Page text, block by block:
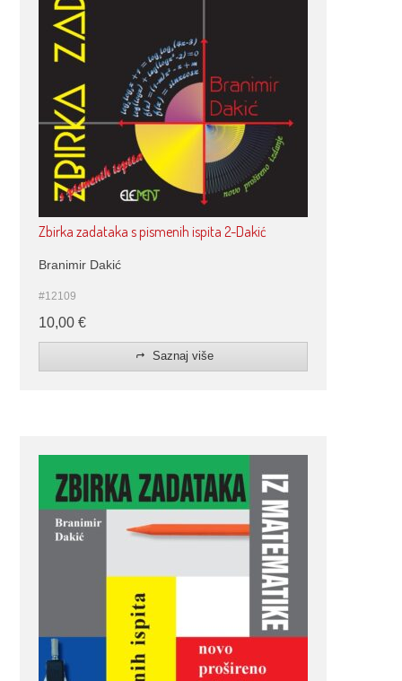
Zbirka zadataka s pismenih ispita 2-Dakić
Branimir Dakić
#12109
10,00 €
Saznaj više